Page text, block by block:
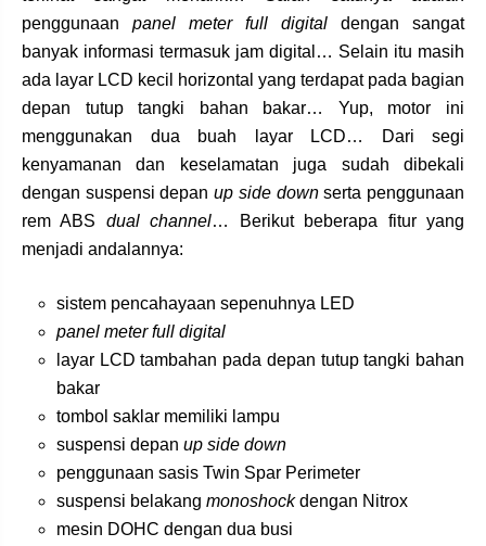
penggunaan panel meter full digital dengan sangat
banyak informasi termasuk jam digital… Selain itu masih
ada layar LCD kecil horizontal yang terdapat pada bagian
depan tutup tangki bahan bakar… Yup, motor ini
menggunakan dua buah layar LCD… Dari segi
kenyamanan dan keselamatan juga sudah dibekali
dengan suspensi depanup side downserta penggunaan
rem ABS dual channel… Berikut beberapa fitur yang
menjadi andalannya:
sistem pencahayaan sepenuhnya LED
panel meter full digital
layar LCD tambahan pada depan tutup tangki bahan
bakar
tombol saklar memiliki lampu
suspensi depan up side down
penggunaan sasis Twin Spar Perimeter
suspensi belakang monoshockdengan Nitrox
mesin DOHC dengan dua busi